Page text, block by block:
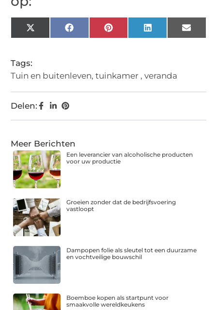
X
(Twitter)
FacebookPinterestLinkedIn Email
Tags:
Tuin en buitenleven,tuinkamer ,veranda
Delen:
Meer Berichten
Een leverancier van alcoholische producten
voor uw productie
Groeien zonder dat de bedrijfsvoering
vastloopt
Dampopen folie als sleutel tot een duurzame
en vochtveilige bouwschil
Boemboe kopen als startpunt voor
smaakvolle wereldkeukens